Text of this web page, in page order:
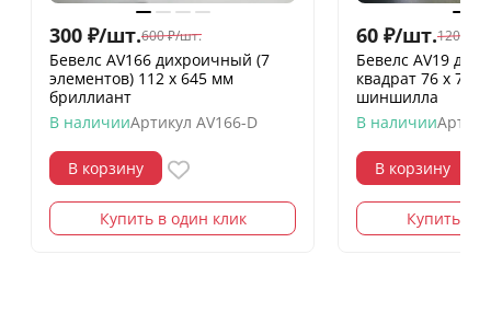
300 ₽/шт.600 ₽/шт.
Бевелс AV166 дихроичный (7
элементов) 112 х 645 мм
бриллиант
В наличииАртикул AV166-D
В корзину
Купить в один клик
60 ₽/шт.120
Бевелс AV19
квадрат 76 х 76
шиншилла
В наличии
В корзину
Купить в